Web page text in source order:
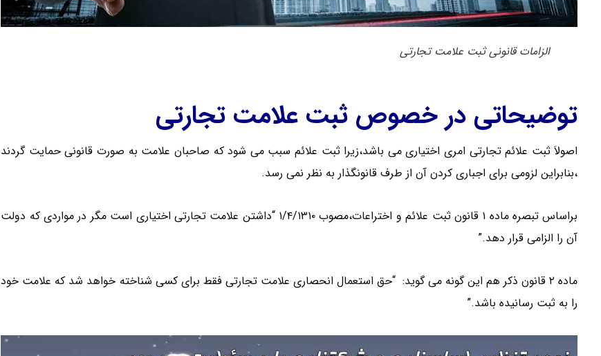
الزامات قانونی ثبت علامت تجارتی
توضیحاتی در خصوص ثبت علامت تجارتی
اصولاَ ثبت علائم تجارتی امری اختیاری می باشد،زیرا ثبت علائم سبب می شود که صاحبان علامت به صورت قانونی حمایت گردند
،بنابراین لزومی برای اجباری کردن آن از طرف قانونگذار به نظر نمی رسد.
براساس تبصره ماده ۱ قانون ثبت علائم و اختراعات،مصوب ۱/۴/۱۳۱۰ “داشتن علامت تجارتی اختیاری است مگر در مواردی که دولت
آن را الزامی قرار دهد.”
ماده ۲ قانون ذکر هم این گونه می گوید: “حق استعمال انحصاری علامت تجارتی فقط برای کسی شناخته خواهد شد که علامت خود
را به ثبت رسانیده باشد.”